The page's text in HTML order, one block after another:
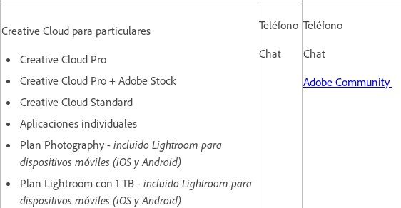
Creative Cloud para particulares
Creative Cloud Pro
Creative Cloud Pro + Adobe Stock
Creative Cloud Standard
Aplicaciones individuales
Plan Photography - incluido Lightroom para
dispositivos móviles (iOS y Android)
Plan Lightroom con 1 TB - incluido Lightroom para
dispositivos móviles (iOS y Android)
Teléfono
Chat
Teléfono
Chat
Adobe Community